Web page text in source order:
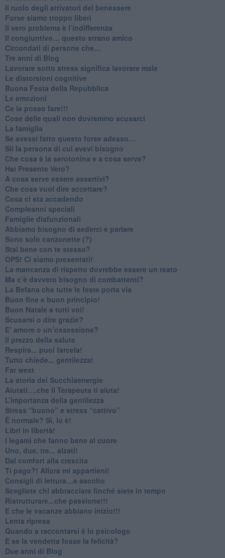
​Il ruolo degli attivatori del benessere
​Forse siamo troppo liberi
​Il vero problema è l’indifferenza
​Il congiuntivo… questo strano amico
​Circondati di persone che…
​Tre anni di Blog
​Lavorare sotto stress significa lavorare male
​Le distorsioni cognitive
​Buona Festa della Repubblica
Le emozioni
​Ce la posso fare!!!
​Cose delle quali non dovremmo scusarci
​La famiglia
​Se avessi fatto questo forse adesso…
​Sii la persona di cui avevi bisogno
Che cosa è la serotonina e a cosa serve?
​Hai Presente Vero?
A cosa serve essere assertivi?
​Che cosa vuol dire accettare?
​Cosa ci sta accadendo
​Compleanni speciali
​Famiglie disfunzionali
​Abbiamo bisogno di sederci e parlare
Sono solo canzonette (?)
​Stai bene con te stesso?
​OPS! Ci siamo presentati!
​La mancanza di rispetto dovrebbe essere un reato
​Ma c’è davvero bisogno di combattenti?
​La Befana che tutte le feste porta via
Buon fine e buon principio!
​Buon Natale a tutti voi!
​Scusarsi o dire grazie?
​E’ amore o un’ossessione?
​Il prezzo della salute
​Respira... puoi farcela!
​Tutto chiede... gentilezza!
​Far west
​La storia dei Succhiaenergie
​Aiutati….che il Terapeuta ti aiuta!
​L’importanza della gentilezza
​Stress “buono” e stress “cattivo”
​È normale? Sì, lo è!
​Libri in libertà!
​I legami che fanno bene al cuore
Uno, due, tre... alzati!​
​Dal comfort alla crescita
​Ti pago?! Allora mi appartieni!​
​Consigli di lettura…e ascolto
​Scegliete chi abbracciare finché siete in tempo
​Ristrutturare...che passione!!!
​E che le vacanze abbiano inizio!!!
​Lenta ripresa
​Quando a raccontarsi è lo psicologo
​E se la vendetta fosse la felicità?
​Due anni di Blog